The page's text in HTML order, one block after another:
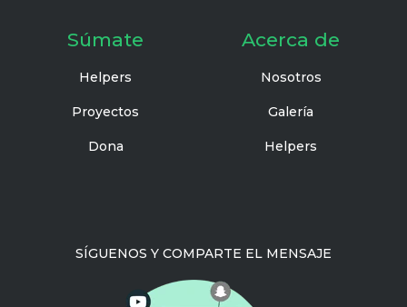
Súmate
Helpers
Proyectos
Dona
Acerca de
Nosotros
Galería
Helpers
SÍGUENOS Y COMPARTE EL MENSAJE